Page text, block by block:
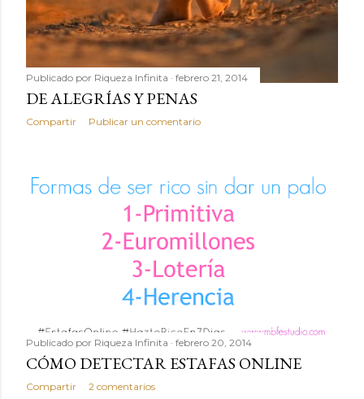
Publicado por Riqueza Infinita febrero 21, 2014
DE ALEGRÍAS Y PENAS
Compartir Publicar un comentario
Publicado por Riqueza Infinita febrero 20, 2014
CÓMO DETECTAR ESTAFAS ONLINE
Compartir 2 comentarios